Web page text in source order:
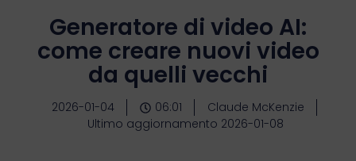
Generatore di video AI:
come creare nuovi video
da quelli vecchi
2026-01-04 06:01
Claude McKenzie
Ultimo aggiornamento 2026-01-08